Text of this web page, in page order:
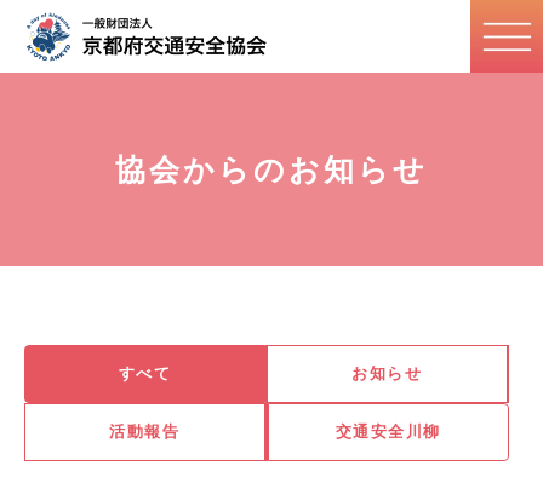
協会からのお知らせ
すべて お知らせ
活動報告 交通安全川柳